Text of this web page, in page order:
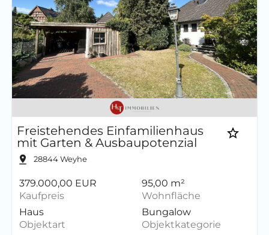
Freistehendes Einfamilienhaus
mit Garten & Ausbaupotenzial
28844 Weyhe
379.000,00 EUR
Kaufpreis
95,00 m²
Wohnfläche
Haus
Objektart
Bungalow
Objektkategorie